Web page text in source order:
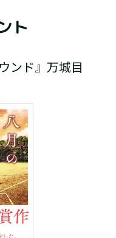
ト
ンド』万城目